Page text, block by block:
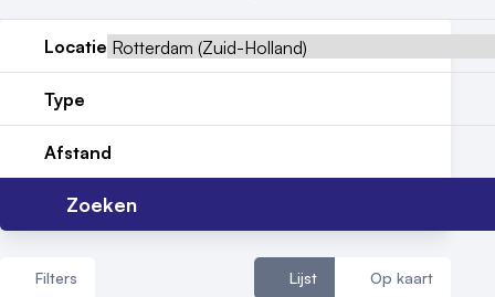
Nieuws
Reviews (5⭐️)
Contact
Locatie
Type
Afstand
Zoeken
Filters Lijst Op kaart